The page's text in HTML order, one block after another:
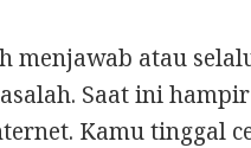
menjawab atau
Saat ini
Kamu tinggal